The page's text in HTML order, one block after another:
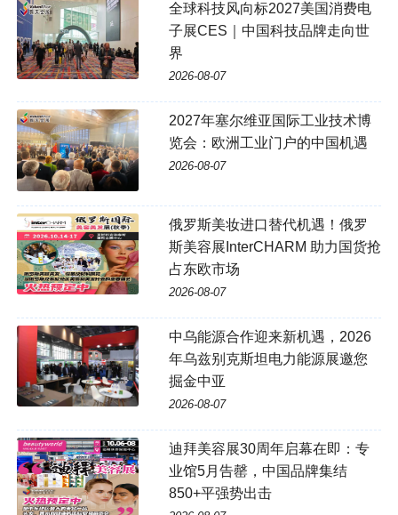
全球科技风向标2027美国消费电
子展CES｜中国科技品牌走向世
界
2026-08-07
2027年塞尔维亚国际工业技术博
览会：欧洲工业门户的中国机遇
2026-08-07
俄罗斯美妆进口替代机遇！俄罗
斯美容展InterCHARM 助力国货抢
占东欧市场
2026-08-07
中乌能源合作迎来新机遇，2026
年乌兹别克斯坦电力能源展邀您
掘金中亚
2026-08-07
迪拜美容展30周年启幕在即：专
业馆5月告罄，中国品牌集结
850+平强势出击